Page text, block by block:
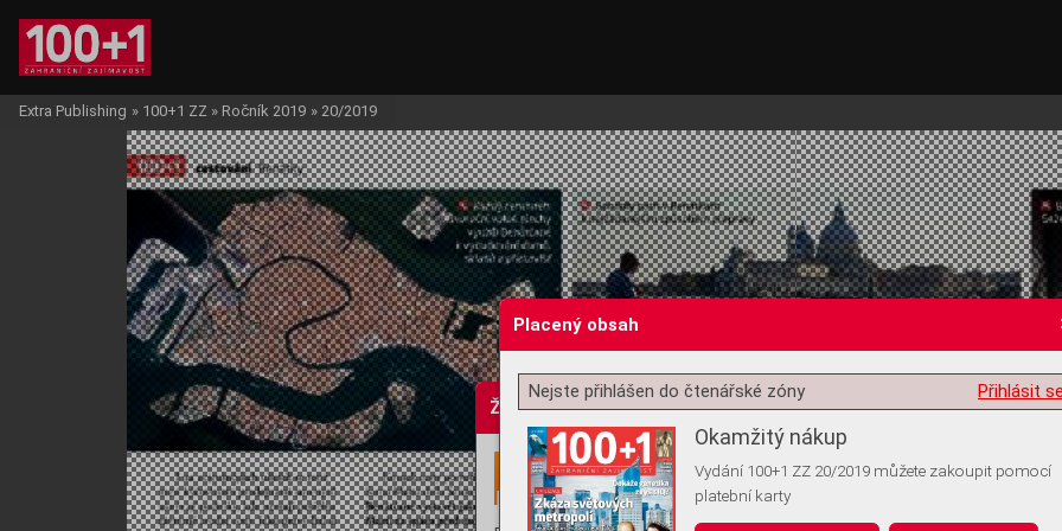
Žádost o souhlas s ukládáním volitelných informací
Extra Publishing » 100+1 ZZ » Ročník 2019 » 20/2019
Placený obsah
Přihlásit
Nejste přihlášen do čtenářské zóny
Okamžitý nákup
Vydání 100+1 ZZ 20/2019 můžete zakoupit pomocí
platební karty